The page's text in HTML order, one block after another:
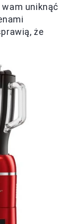
uniknąć
że